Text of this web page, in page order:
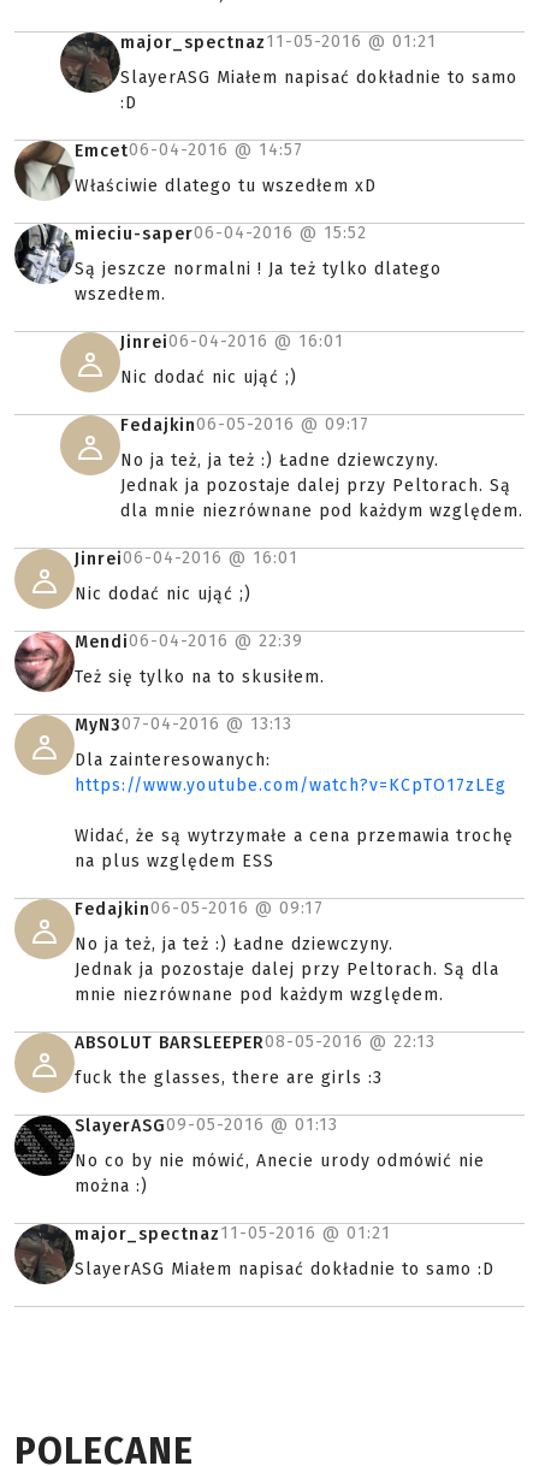
major_spectnaz11-05-2016 @ 01:21
SlayerASG Miałem napisać dokładnie to samo
:D
Emcet06-04-2016 @ 14:57
Właściwie dlatego tu wszedłem xD
mieciu-saper06-04-2016 @ 15:52
Są jeszcze normalni ! Ja też tylko dlatego
wszedłem.
Jinrei06-04-2016 @ 16:01
Nic dodać nic ująć ;)
Fedajkin06-05-2016 @ 09:17
No ja też, ja też :) Ładne dziewczyny.
Jednak ja pozostaje dalej przy Peltorach. Są
dla mnie niezrównane pod każdym względem.
Jinrei06-04-2016 @ 16:01
Nic dodać nic ująć ;)
Mendi06-04-2016 @ 22:39
Też się tylko na to skusiłem.
MyN307-04-2016 @ 13:13
Dla zainteresowanych:
https://www.youtube.com/watch?v=KCpTO17zLEg
Widać, że są wytrzymałe a cena przemawia trochę
na plus względem ESS
Fedajkin06-05-2016 @ 09:17
No ja też, ja też :) Ładne dziewczyny.
Jednak ja pozostaje dalej przy Peltorach. Są dla
mnie niezrównane pod każdym względem.
ABSOLUT BARSLEEPER08-05-2016 @ 22:13
fuck the glasses, there are girls :3
SlayerASG09-05-2016 @ 01:13
No co by nie mówić, Anecie urody odmówić nie
można :)
major_spectnaz11-05-2016 @ 01:21
SlayerASG Miałem napisać dokładnie to samo :D
POLECANE